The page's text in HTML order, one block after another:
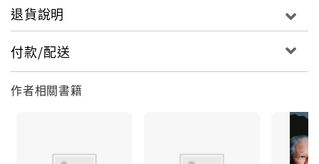
退貨說明
付款/配送
作者相關書籍